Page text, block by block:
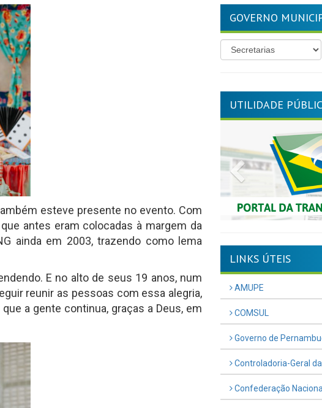
esteve presente no evento. Com
antes eram colocadas à margem da
ainda em 2003, trazendo como lema
E no alto de seus 19 anos, num
reunir as pessoas com essa alegria,
a gente continua, graças a Deus, em
GOVERNO
UTILIDADE
Previous
LINKS ÚTEIS
AMUPE
COMSUL
Governo de
Controladoria-Geral
Confederação